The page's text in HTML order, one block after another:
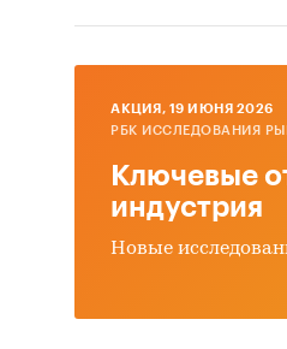
AКЦИЯ, 19 ИЮНЯ 2026
РБК ИССЛЕДОВАНИЯ
Ключевые
индустрия
Новые